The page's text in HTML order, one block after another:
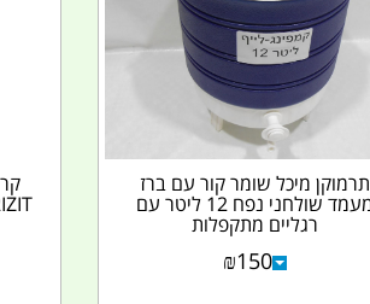
תרמוקן מיכל שומר קור עם ברז
מעמד שולחני נפח 12 ליטר עם
רגליים מתקפלות
₪150